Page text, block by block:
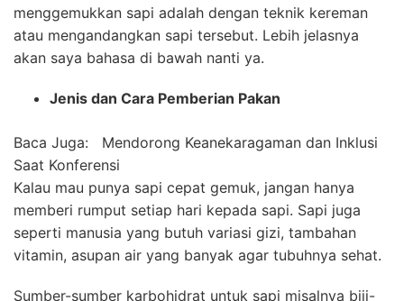
menggemukkan sapi adalah dengan teknik kereman
atau mengandangkan sapi tersebut. Lebih jelasnya
akan saya bahasa di bawah nanti ya.
Jenis dan Cara Pemberian Pakan
Baca Juga:
Mendorong Keanekaragaman dan Inklusi
Saat Konferensi
Kalau mau punya sapi cepat gemuk, jangan hanya
memberi rumput setiap hari kepada sapi. Sapi juga
seperti manusia yang butuh variasi gizi, tambahan
vitamin, asupan air yang banyak agar tubuhnya sehat.
Sumber-sumber karbohidrat untuk sapi misalnya biji-